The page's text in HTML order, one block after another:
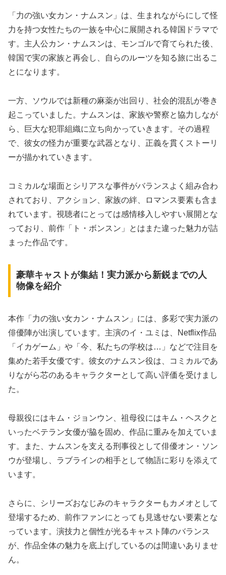
「力の強い女カン・ナムスン」は、生まれながらにして怪
力を持つ女性たちの一族を中心に展開される韓国ドラマで
す。主人公カン・ナムスンは、モンゴルで育てられた後、
韓国で実の家族と再会し、自らのルーツを知る旅に出るこ
とになります。
一方、ソウルでは新種の麻薬が出回り、社会的混乱が巻き
起こっていました。ナムスンは、家族や警察と協力しなが
ら、巨大な犯罪組織に立ち向かっていきます。その過程
で、彼女の怪力が重要な武器となり、正義を貫くストーリ
ーが描かれていきます。
コミカルな場面とシリアスな事件がバランスよく組み合わ
されており、アクション、家族の絆、ロマンス要素も含ま
れています。視聴者にとっては感情移入しやすい展開とな
っており、前作「ト・ボンスン」とはまた違った魅力が詰
まった作品です。
豪華キャストが集結！実力派から新鋭までの人
物像を紹介
本作「力の強い女カン・ナムスン」には、多彩で実力派の
俳優陣が出演しています。主演のイ・ユミは、Netflix作品
「イカゲーム」や「今、私たちの学校は…」などで注目を
集めた若手女優です。彼女のナムスン役は、コミカルであ
りながら芯のあるキャラクターとして高い評価を受けまし
た。
母親役にはキム・ジョンウン、祖母役にはキム・ヘスクと
いったベテラン女優が脇を固め、作品に重みを加えていま
す。また、ナムスンを支える刑事役として俳優オン・ソン
ウが登場し、ラブラインの相手として物語に彩りを添えて
います。
さらに、シリーズおなじみのキャラクターもカメオとして
登場するため、前作ファンにとっても見逃せない要素とな
っています。演技力と個性が光るキャスト陣のバランス
が、作品全体の魅力を底上げしているのは間違いありませ
ん。